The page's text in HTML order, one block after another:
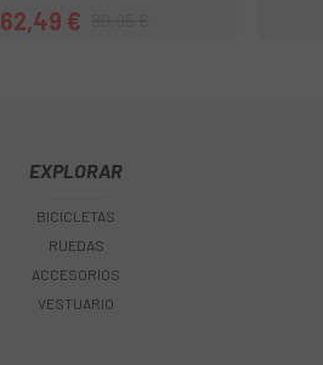
Precio
62,49 €Precio regular
EXPLORAR
BICICLETAS
RUEDAS
ACCESORIOS
VESTUARIO